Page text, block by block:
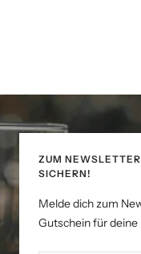
ZUM
SICHERN!
Melde dich zum
Gutschein für